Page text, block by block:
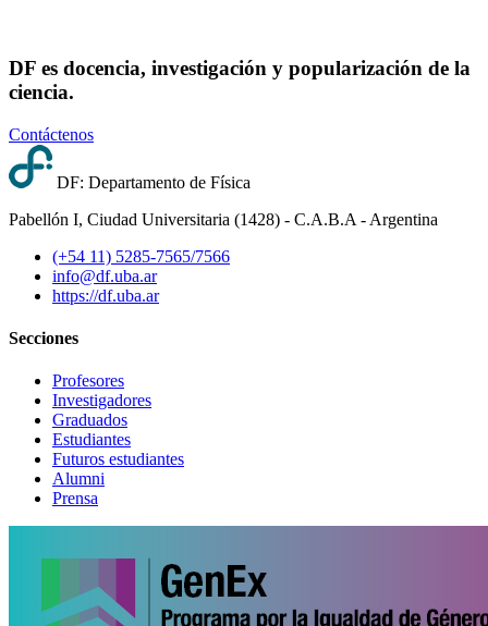
DF es docencia, investigación y popularización de la
ciencia.
Contáctenos
DF: Departamento de Física
Pabellón I, Ciudad Universitaria (1428) - C.A.B.A - Argentina
(+54 11) 5285-7565/7566
info@df.uba.ar
https://df.uba.ar
Secciones
Profesores
Investigadores
Graduados
Estudiantes
Futuros estudiantes
Alumni
Prensa